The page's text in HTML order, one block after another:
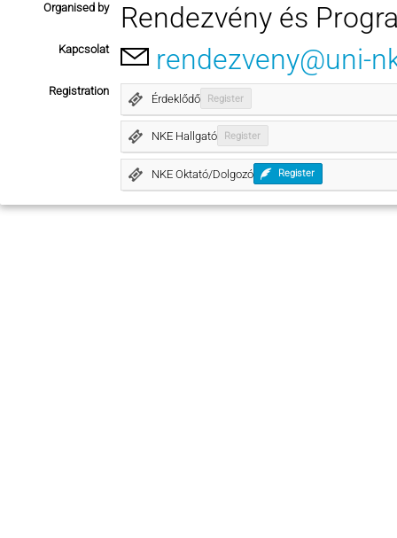
Organised by Rendezvény és
Kapcsolat rendezveny@uni-
Registration
Érdeklődő Register
NKE Hallgató Register
NKE Oktató/Dolgozó Register